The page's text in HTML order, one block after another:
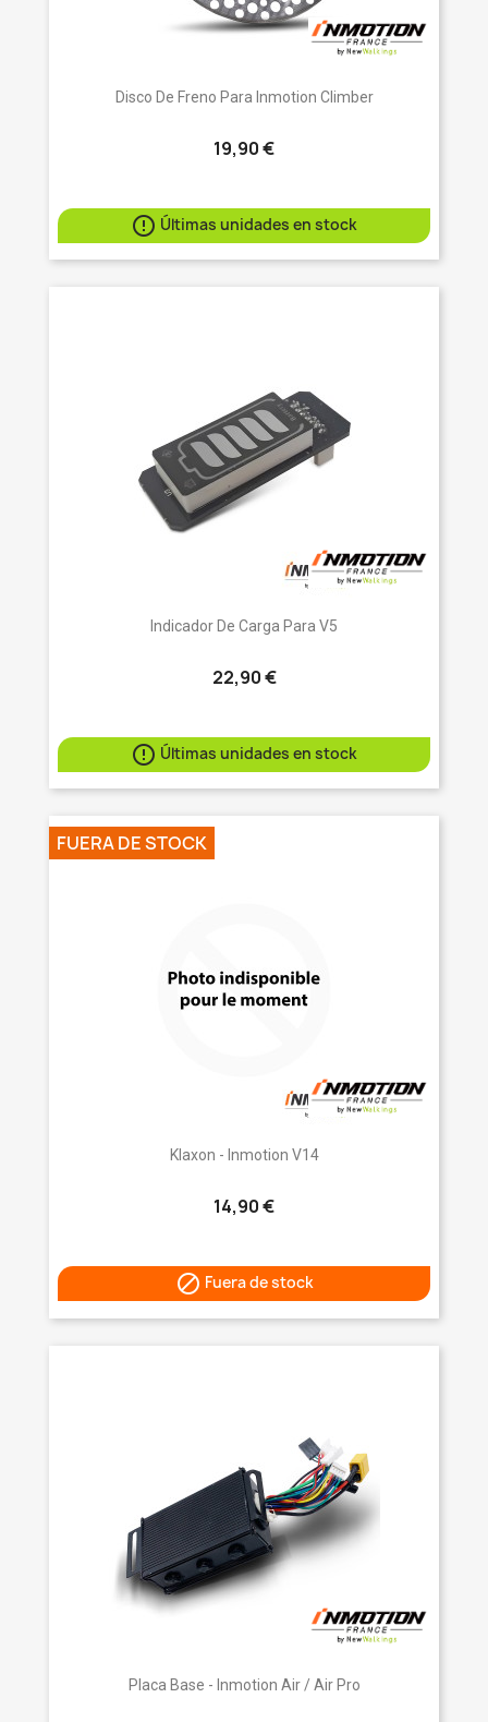
Disco De Freno Para Inmotion Climber
19,90 €
 Últimas unidades en stock
Indicador De Carga Para V5
22,90 €
 Últimas unidades en stock
Klaxon - Inmotion V14
14,90 €
 Fuera de stock
FUERA DE STOCK
Placa Base - Inmotion Air / Air Pro